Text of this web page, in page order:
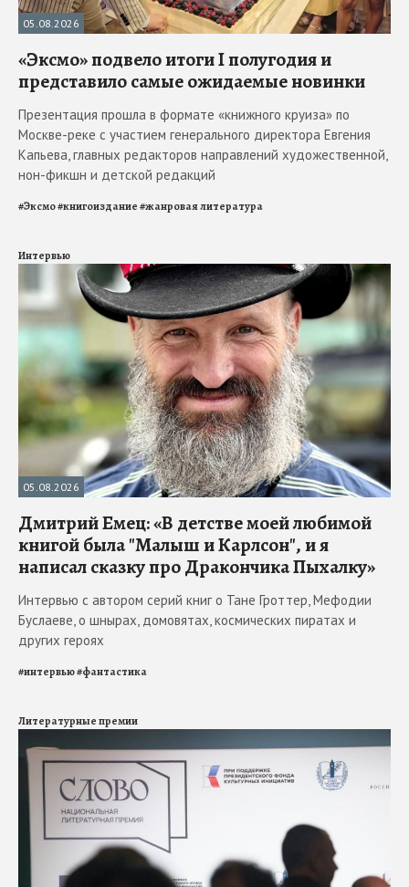
05.08.2026
«Эксмо» подвело итоги I полугодия и
представило самые ожидаемые новинки
Презентация прошла в формате «книжного круиза» по
Москве-реке с участием генерального директора Евгения
Капьева, главных редакторов направлений художественной,
нон-фикшн и детской редакций
#Эксмо#книгоиздание#жанровая литература
Интервью
05.08.2026
Дмитрий Емец: «В детстве моей любимой
книгой была "Малыш и Карлсон", и я
написал сказку про Дракончика Пыхалку»
Интервью с автором серий книг о Тане Гроттер, Мефодии
Буслаеве, о шнырах, домовятах, космических пиратах и
других героях
#интервью#фантастика
Литературные премии